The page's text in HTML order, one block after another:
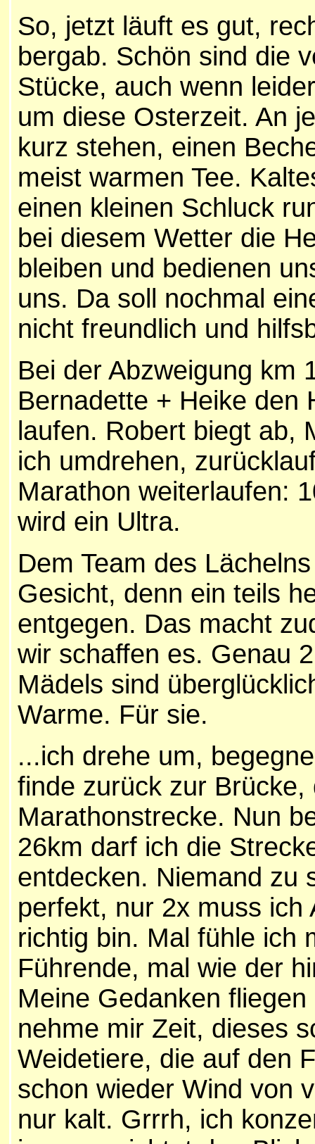
So, jetzt läuft es gut,
bergab. Schön sind die
Stücke, auch wenn
um diese Osterzeit. An
kurz stehen, einen
meist warmen Tee.
einen kleinen Schluck
bei diesem Wetter die
bleiben und bedienen
uns. Da soll nochmal
nicht freundlich und
Bei der Abzweigung km
Bernadette + Heike den
laufen. Robert biegt ab,
ich umdrehen,
Marathon weiterlaufen:
wird ein Ultra.
Dem Team des
Gesicht, denn ein teils
entgegen. Das macht
wir schaffen es. Genau
Mädels sind
Warme. Für sie.
...ich drehe um,
finde zurück zur
Marathonstrecke. Nun
26km darf ich die
entdecken. Niemand zu
perfekt, nur 2x muss ich
richtig bin. Mal fühle ich
Führende, mal wie der
Meine Gedanken
nehme mir Zeit, dieses
Weidetiere, die auf den
schon wieder Wind von
nur kalt. Grrrh, ich